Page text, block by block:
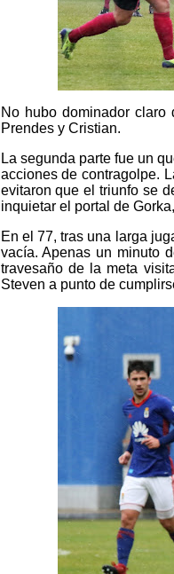
No hubo dominador
Prendes y Cristian.
La segunda parte fue un
acciones de contragolpe.
evitaron que el triunfo se
inquietar el portal de
En el 77, tras una larga
vacía. Apenas un minuto
travesaño de la meta
Steven a punto de